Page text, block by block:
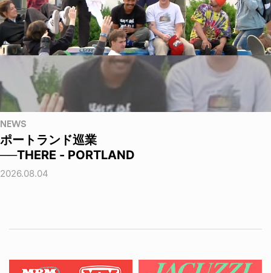
NEWS
ポートランド巡業
──THERE - PORTLAND
2026.08.04